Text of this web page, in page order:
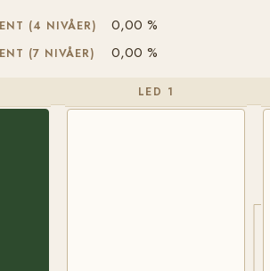
(4 NIVÅER) 0,00 %
(7 NIVÅER) 0,00 %
LED 1